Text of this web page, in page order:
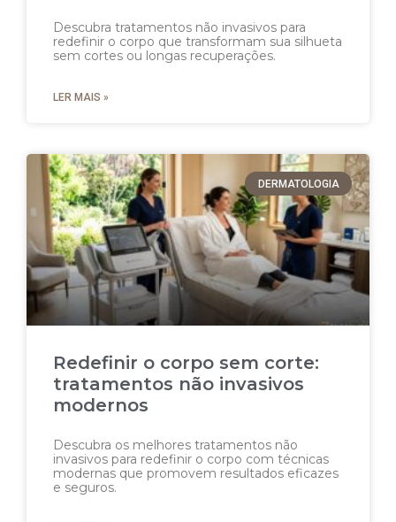
Descubra tratamentos não invasivos para
redefinir o corpo que transformam sua silhueta
sem cortes ou longas recuperações.
LER MAIS »
DERMATOLOGIA
Redefinir o corpo sem corte:
tratamentos não invasivos
modernos
Descubra os melhores tratamentos não
invasivos para redefinir o corpo com técnicas
modernas que promovem resultados eficazes
e seguros.